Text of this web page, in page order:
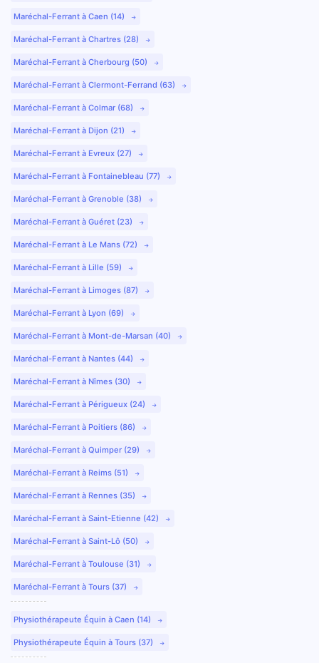
Maréchal-Ferrant à Caen (14)
Maréchal-Ferrant à Chartres (28)
Maréchal-Ferrant à Cherbourg (50)
Maréchal-Ferrant à Clermont-Ferrand (63)
Maréchal-Ferrant à Colmar (68)
Maréchal-Ferrant à Dijon (21)
Maréchal-Ferrant à Evreux (27)
Maréchal-Ferrant à Fontainebleau (77)
Maréchal-Ferrant à Grenoble (38)
Maréchal-Ferrant à Guéret (23)
Maréchal-Ferrant à Le Mans (72)
Maréchal-Ferrant à Lille (59)
Maréchal-Ferrant à Limoges (87)
Maréchal-Ferrant à Lyon (69)
Maréchal-Ferrant à Mont-de-Marsan (40)
Maréchal-Ferrant à Nantes (44)
Maréchal-Ferrant à Nîmes (30)
Maréchal-Ferrant à Périgueux (24)
Maréchal-Ferrant à Poitiers (86)
Maréchal-Ferrant à Quimper (29)
Maréchal-Ferrant à Reims (51)
Maréchal-Ferrant à Rennes (35)
Maréchal-Ferrant à Saint-Etienne (42)
Maréchal-Ferrant à Saint-Lô (50)
Maréchal-Ferrant à Toulouse (31)
Maréchal-Ferrant à Tours (37)
Physiothérapeute Équin à Caen (14)
Physiothérapeute Équin à Tours (37)